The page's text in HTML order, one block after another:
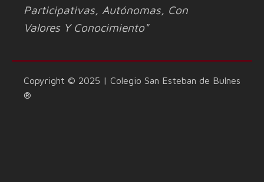
Participativas, Autónomas, Con
Valores Y Conocimiento"
Copyright © 2025 | Colegio San Esteban de Bulnes
®